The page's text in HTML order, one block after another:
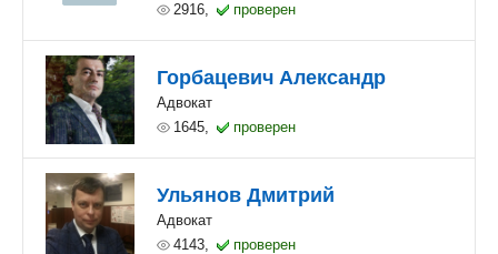
2916,
проверен
Горбацевич Александр
Адвокат
1645,
проверен
Ульянов Дмитрий
Адвокат
4143,
проверен